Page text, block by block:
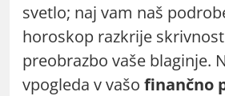
svetlo; naj vam naš
horoskop razkrije
preobrazbo vaše blaginje.
vpogleda v vašo finančno